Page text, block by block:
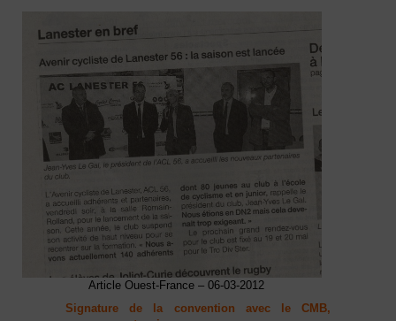
Article Ouest-France – 06-03-2012
Signature de la convention avec le CMB,